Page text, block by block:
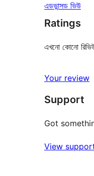
এডভান্সড ভিউ
Ratings
এখনো কোনো
Your review
Support
Got
View